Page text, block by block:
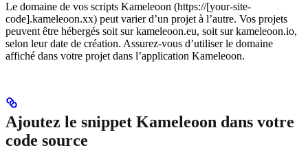
Le domaine de vos scripts Kameleoon (https://[your-site-
code].kameleoon.xx) peut varier d’un projet à l’autre. Vos projets
peuvent être hébergés soit sur kameleoon.eu, soit sur kameleoon.io,
selon leur date de création. Assurez-vous d’utiliser le domaine
affiché dans votre projet dans l’application Kameleoon.
Ajoutez le snippet Kameleoon dans votre
code source